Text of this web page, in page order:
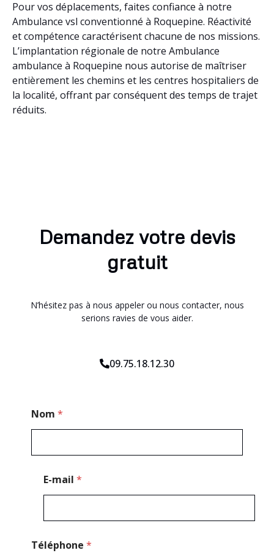
Pour vos déplacements, faites confiance à notre
Ambulance vsl conventionné à Roquepine. Réactivité
et compétence caractérisent chacune de nos missions.
L’implantation régionale de notre Ambulance
ambulance à Roquepine nous autorise de maîtriser
entièrement les chemins et les centres hospitaliers de
la localité, offrant par conséquent des temps de trajet
réduits.
Demandez votre devis
gratuit
N’hésitez pas à nous appeler ou nous contacter, nous
serions ravies de vous aider.
09.75.18.12.30
Nom *
E-mail *
Téléphone *